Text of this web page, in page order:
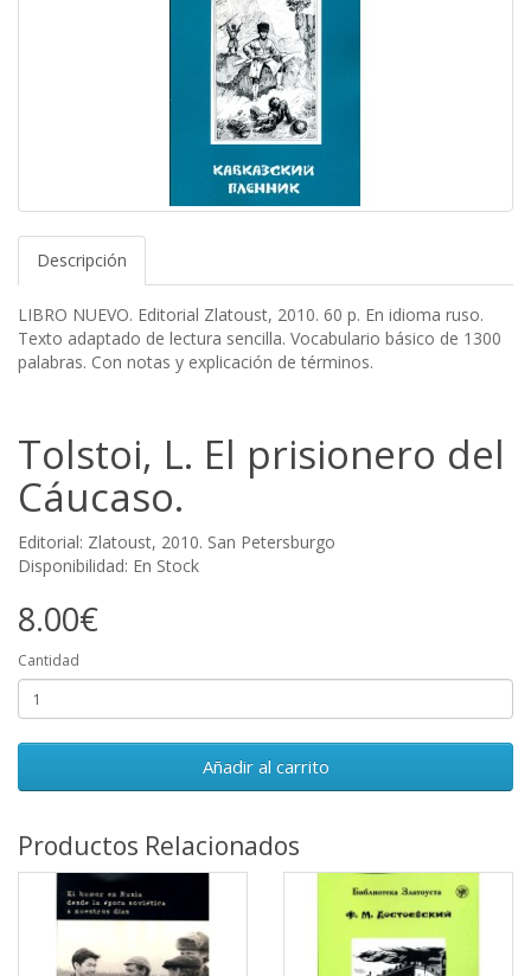
Descripción
LIBRO NUEVO. Editorial Zlatoust, 2010. 60 p. En idioma ruso.
Texto adaptado de lectura sencilla. Vocabulario básico de 1300
palabras. Con notas y explicación de términos.
Tolstoi, L. El prisionero del
Cáucaso.
Editorial: Zlatoust, 2010. San Petersburgo
Disponibilidad: En Stock
8.00€
Cantidad
Añadir al carrito
Productos Relacionados